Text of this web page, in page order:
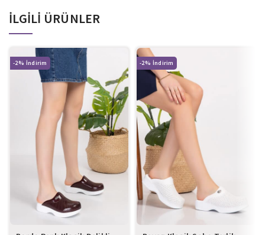
İLGILI ÜRÜNLER
-2% -2%